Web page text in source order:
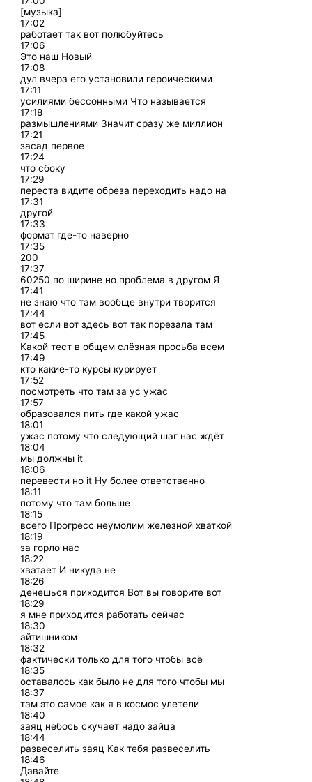
[музыка]
17:02
работает так вот полюбуйтесь
17:06
Это наш Новый
17:08
дул вчера его установили героическими
17:11
усилиями бессонными Что называется
17:18
размышлениями Значит сразу же миллион
17:21
засад первое
17:24
что сбоку
17:29
переста видите обреза переходить надо на
17:31
другой
17:33
формат где-то наверно
17:35
200
17:37
60250 по ширине но проблема в другом Я
17:41
не знаю что там вообще внутри творится
17:44
вот если вот здесь вот так порезала там
17:45
Какой тест в общем слёзная просьба всем
17:49
кто какие-то курсы курирует
17:52
посмотреть что там за ус ужас
17:57
образовался пить где какой ужас
18:01
ужас потому что следующий шаг нас ждёт
18:04
мы должны it
18:06
перевести но it Ну более ответственно
18:11
потому что там больше
18:15
всего Прогресс неумолим железной хваткой
18:19
за горло нас
18:22
хватает И никуда не
18:26
денешься приходится Вот вы говорите вот
18:29
я мне приходится работать сейчас
18:30
айтишником
18:32
фактически только для того чтобы всё
18:35
оставалось как было не для того чтобы мы
18:37
там это самое как я в космос улетели
18:40
заяц небось скучает надо зайца
18:44
развеселить заяц Как тебя развеселить
18:46
Давайте